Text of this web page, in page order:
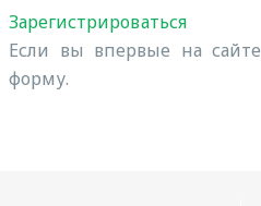
Зарегистрироваться
Если вы впервые на
форму.